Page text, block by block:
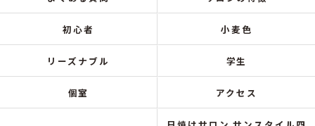
初心者 小麦色
リーズナブル 学生
個室 アクセス